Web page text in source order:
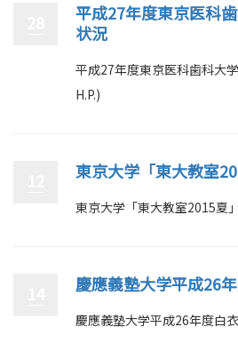
平成27年度東京医科
状況
平成27年度東京医科歯科大
H.P.)
東京大学「東大教室
東京大学「東大教室2015夏
慶應義塾大学平成26
慶應義塾大学平成26年度白